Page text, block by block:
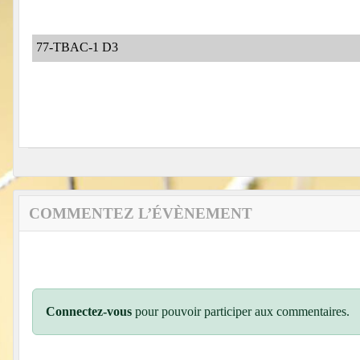
77-TBAC-1 D3
COMMENTEZ L’ÉVÈNEMENT
Connectez-vous pour pouvoir participer aux commentaires.